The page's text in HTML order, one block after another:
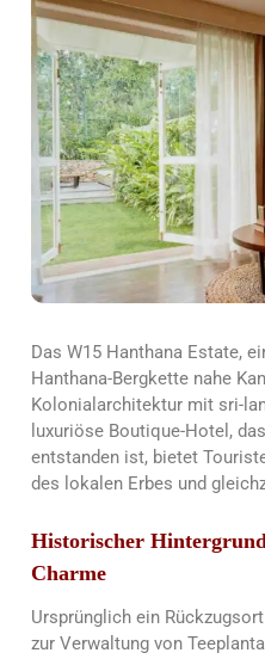
Das W15 Hanthana Estate,
Hanthana-Bergkette nahe
Kolonialarchitektur mit sri-
luxuriöse Boutique-Hotel,
entstanden ist, bietet
des lokalen Erbes und
Historischer
Charme
Ursprünglich ein
zur Verwaltung von